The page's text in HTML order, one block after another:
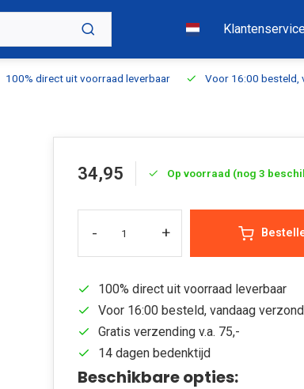
100% direct uit voorraad leverbaar Voor 16:00 besteld,
34,95 Op voorraad (nog 3
- +
100% direct uit voorraad leverbaar
Voor 16:00 besteld, vandaag
Gratis verzending v.a. 75,-
14 dagen bedenktijd
Beschikbare opties: